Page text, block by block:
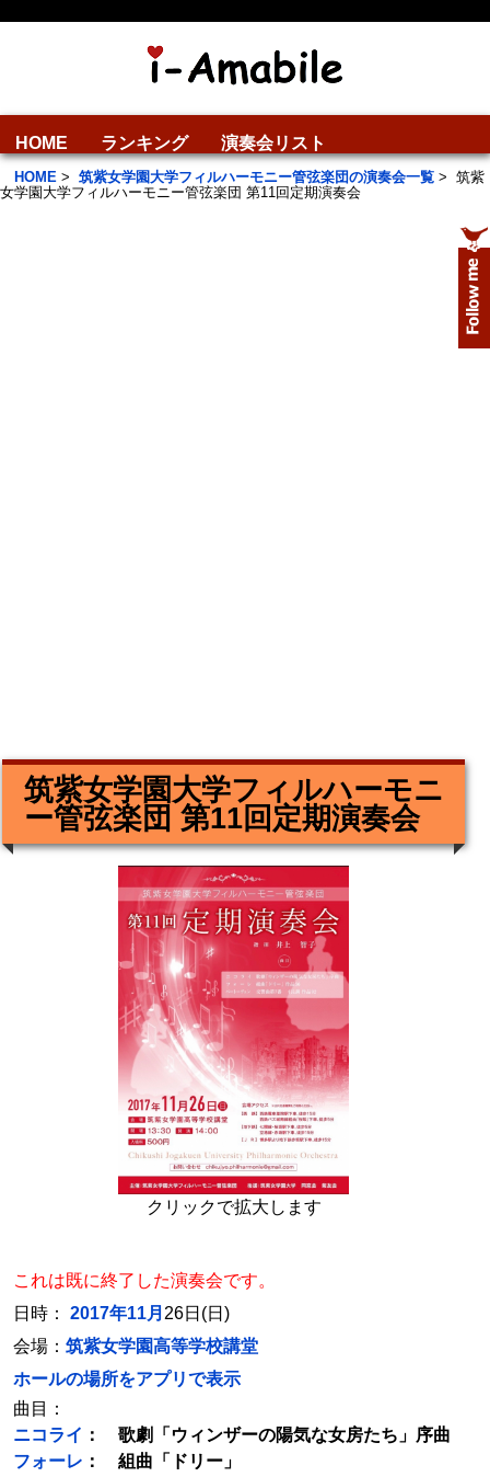
HOME ランキング 演奏会リスト
HOME > 筑紫女学園大学フィルハーモニー管弦楽団の演奏会一覧 > 筑紫
女学園大学フィルハーモニー管弦楽団 第11回定期演奏会
筑紫女学園大学フィルハーモニ
ー管弦楽団 第11回定期演奏会
クリックで拡大します
これは既に終了した演奏会です。
日時： 2017年11月 26日(日)
会場： 筑紫女学園高等学校講堂
ホールの場所をアプリで表示
曲目：
ニコライ ： 歌劇「ウィンザーの陽気な女房たち」序曲
フォーレ ： 組曲「ドリー」